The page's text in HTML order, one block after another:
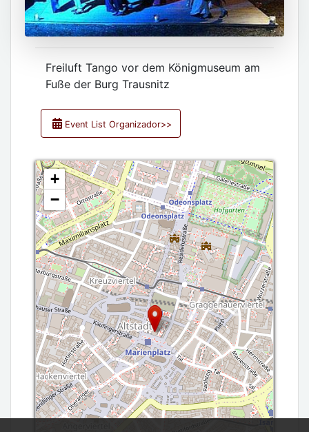
Freiluft Tango vor dem Königmuseum am
Fuße der Burg Trausnitz
Event List Organizador>>
+
−